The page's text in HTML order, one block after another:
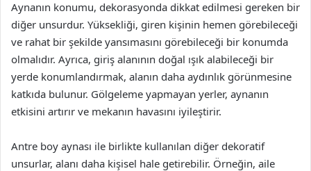
Aynanın konumu, dekorasyonda dikkat edilmesi gereken bir
diğer unsurdur. Yüksekliği, giren kişinin hemen görebileceği
ve rahat bir şekilde yansımasını görebileceği bir konumda
olmalıdır. Ayrıca, giriş alanının doğal ışık alabileceği bir
yerde konumlandırmak, alanın daha aydınlık görünmesine
katkıda bulunur. Gölgeleme yapmayan yerler, aynanın
etkisini artırır ve mekanın havasını iyileştirir.
Antre boy aynası ile birlikte kullanılan diğer dekoratif
unsurlar, alanı daha kişisel hale getirebilir. Örneğin, aile